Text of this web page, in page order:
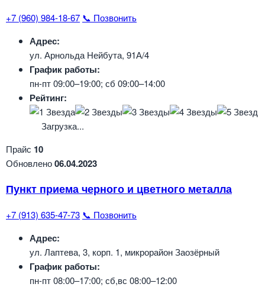
+7 (960) 984-18-67 📞 Позвонить
Адрес:
ул. Арнольда Нейбута, 91А/4
График работы:
пн-пт 09:00–19:00; сб 09:00–14:00
Рейтинг:
Загрузка...
Прайс 10
Обновлено06.04.2023
Пункт приема черного и цветного металла
+7 (913) 635-47-73 📞 Позвонить
Адрес:
ул. Лаптева, 3, корп. 1, микрорайон Заозёрный
График работы:
пн-пт 08:00–17:00; сб,вс 08:00–12:00